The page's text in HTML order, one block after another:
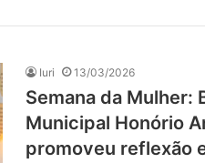
Iuri 13/03/2026
Semana da Mulher:
Municipal Honório
promoveu reflexão